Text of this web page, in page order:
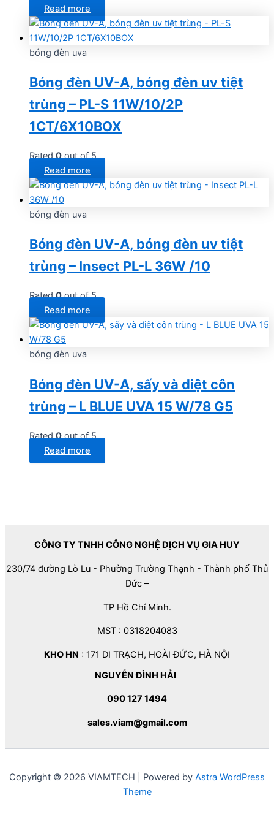
Read more
bóng đèn uva
Bóng đèn UV-A, bóng đèn uv tiệt
trùng – PL-S 11W/10/2P
1CT/6X10BOX
Rated0out of 5
Read more
bóng đèn uva
Bóng đèn UV-A, bóng đèn uv tiệt
trùng – Insect PL-L 36W /10
Rated0out of 5
Read more
bóng đèn uva
Bóng đèn UV-A, sấy và diệt côn
trùng – L BLUE UVA 15 W/78 G5
Rated0out of 5
Read more
CÔNG TY TNHH CÔNG NGHỆ DỊCH VỤ GIA HUY
230/74 đường Lò Lu - Phường Trường Thạnh - Thành phố Thủ
Đức –
TP Hồ Chí Minh.
MST : 0318204083
KHO HN : 171 DI TRẠCH, HOÀI ĐỨC, HÀ NỘI
NGUYỄN ĐÌNH HẢI
090 127 1494
sales.viam@gmail.com
Copyright © 2026 VIAMTECH | Powered by Astra WordPress
Theme